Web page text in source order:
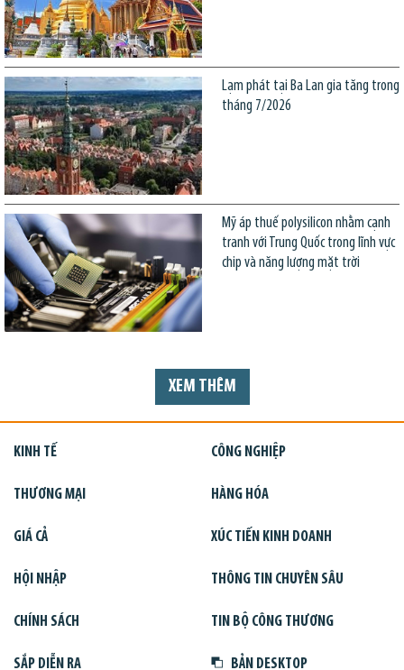
Lạm phát tại Ba Lan gia tăng trong
tháng 7/2026
Mỹ áp thuế polysilicon nhằm cạnh
tranh với Trung Quốc trong lĩnh vực
chip và năng lượng mặt trời
XEM THÊM
KINH TẾ CÔNG NGHIỆP
THƯƠNG MẠI HÀNG HÓA
GIÁ CẢ XÚC TIẾN KINH DOANH
HỘI NHẬP THÔNG TIN CHUYÊN SÂU
CHÍNH SÁCH TIN BỘ CÔNG THƯƠNG
SẮP DIỄN RA BẢN DESKTOP